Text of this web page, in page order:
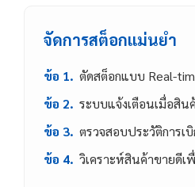
จัดการสต็อกแม่นยำ
ข้อ 1. ตัดสต็อกแบบ Real-
ข้อ 2. ระบบแจ้งเตือนเมื่อสิน
ข้อ 3. ตรวจสอบประวัติการเ
ข้อ 4. วิเคราะห์สินค้าขายดีเ